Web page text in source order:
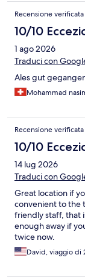
Recensione verificata
10/10
1 ago 2026
Traduci con
Ales gut
Mohammad
Recensione verificata
10/10
14 lug 2026
Traduci con
Great location if
convenient to the
friendly staff, that
enough away if
twice now.
David, viaggio di